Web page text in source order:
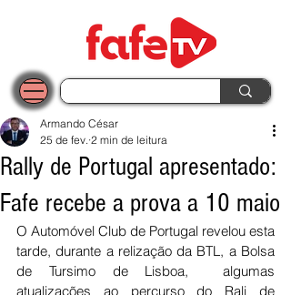
Rally de Portugal apresentado:
Fafe recebe a prova a 10 maio
Armando César
25 de fev. 2 min de leitura
O Automóvel Club de Portugal revelou esta
tarde, durante a relização da BTL, a Bolsa
de Tursimo de Lisboa,  algumas
atualizações ao percurso do Rali de